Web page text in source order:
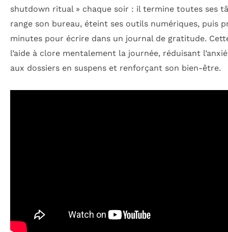
shutdown ritual » chaque soir : il termine toutes ses
range son bureau, éteint ses outils numériques, puis
minutes pour écrire dans un journal de gratitude.
l’aide à clore mentalement la journée, réduisant
aux dossiers en suspens et renforçant son bien-être.